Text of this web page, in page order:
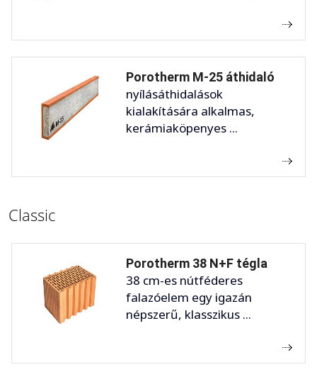
Porotherm M-25 áthidaló
nyílásáthidalások
kialakítására alkalmas,
kerámiaköpenyes ...
Classic
Porotherm 38 N+F tégla
38 cm-es nútféderes
falazóelem egy igazán
népszerű, klasszikus ...